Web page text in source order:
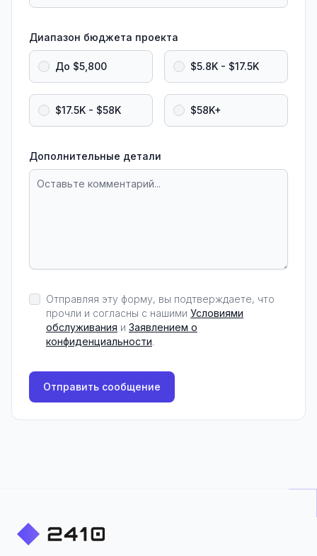
Диапазон бюджета проекта
До $5,800 $5.8K - $17.5K
$17.5K - $58K $58K+
Дополнительные детали
Отправляя эту форму, вы подтверждаете, что
прочли и согласны с нашими Условиями
обслуживания и Заявлением о
конфиденциальности.
Отправить сообщение